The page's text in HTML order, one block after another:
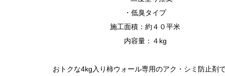
・低臭タイプ
施工面積：約４０平米
内容量：４ kg
おトクな4kg 入り柿ウォール専用のアク・シミ防止剤